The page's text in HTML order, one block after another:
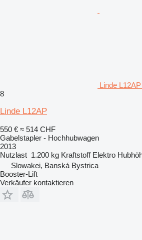
Linde
8
Linde L12AP
550 € ≈ 514 CHF
Gabelstapler - Hochhubwagen
2013
Nutzlast 1.200 kg Kraftstoff Elektro
Slowakei, Banská Bystrica
Booster-Lift
Verkäufer kontaktieren